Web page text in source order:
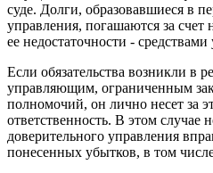
суде. Долги, образовавшиеся в
управления, погашаются за счет
ее недостаточности -
Если обязательства возникли в
управляющим, ограниченным
полномочий, он лично несет за
ответственность. В этом случае
доверительного управления
понесенных убытков, в том